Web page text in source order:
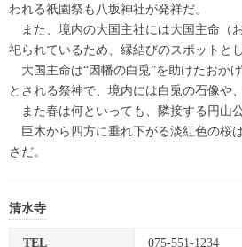
われる祇園祭も八坂神社が発祥だ。
また、境内の大国主社には大国主命（
祀られているため、縁結びのスポットと
大国主命は“因幡の白兎”を助けたおか
とされる祭神で、境内には白兎の石像や
また春は何といっても、隣接する円山
巨木から四方に垂れ下がる淡紅色の桜
さだ。
清水寺
TEL
075-551-1234